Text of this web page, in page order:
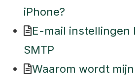
iPhone?
E-mail instellingen
SMTP
Waarom wordt